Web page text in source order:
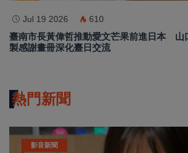
Jul 19 2026 610
臺南市長黃偉哲推動愛文芒果前進日本 山
製感謝畫冊深化臺日交流
熱門新聞
影音新聞